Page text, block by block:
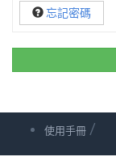
忘記密碼
使用手冊 /